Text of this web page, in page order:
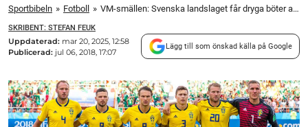
Sportbibeln » Fotboll » VM-smällen: Svenska landslaget får dryga böter av Fifa – efter segern mot Schweiz
SKRIBENT: STEFAN FEUK
Uppdaterad: mar 20, 2025, 12:58
Publicerad: jul 06, 2018, 17:07
Lägg till som önskad källa på Google